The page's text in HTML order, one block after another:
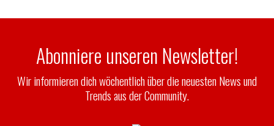
Abonniere unseren Newsletter!
Wir informieren dich wöchentlich über die neuesten News und
Trends aus der Community.